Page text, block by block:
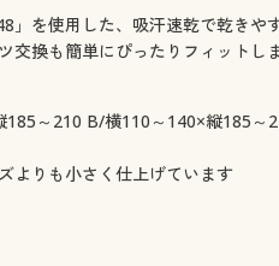
を使用した、吸汗速乾で乾き
交換も簡単にぴったりフィット
～210 B/横110～140×縦185～
よりも小さく仕上げています